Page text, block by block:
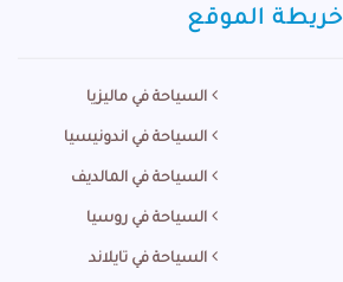
خريطة الموقع
السياحة في ماليزيا
السياحة في اندونيسيا
السياحة في المالديف
السياحة في روسيا
السياحة في تايلاند